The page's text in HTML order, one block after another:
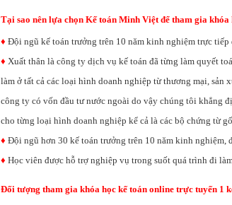
Tại sao nên lựa chọn Kế toán Minh Việt để tham gia
♦ Đội ngũ kế toán trưởng trên 10 năm kinh nghiệm trực tiếp
♦ Xuất thân là công ty dịch vụ kế toán đã từng làm quyết
làm ở tất cả các loại hình doanh nghiệp từ thương mại, sản
công ty có vốn đầu tư nước ngoài do vậy chúng tôi khẳng
cho từng loại hình doanh nghiệp kể cả là các bộ chứng từ
♦ Đội ngũ hơn 30 kế toán trưởng trên 10 năm kinh nghiệm,
♦ Học viên được hỗ trợ nghiệp vụ trong suốt quá trình đi
Đối tượng tham gia khóa học kế toán online trực tuyến 1